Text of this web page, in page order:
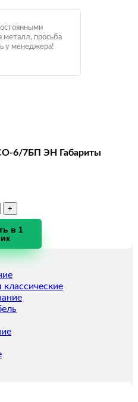
металл, просьба
у менеджера!
6/7БП ЭН Габариты
в 1